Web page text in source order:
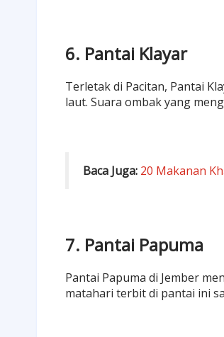
6. Pantai Klayar
Terletak di Pacitan, Pantai
laut. Suara ombak yang
Baca Juga: 20 Makanan
7. Pantai Papuma
Pantai Papuma di Jember
matahari terbit di pantai ini